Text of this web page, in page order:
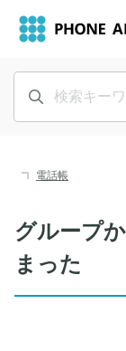
電話帳
グループ
まった